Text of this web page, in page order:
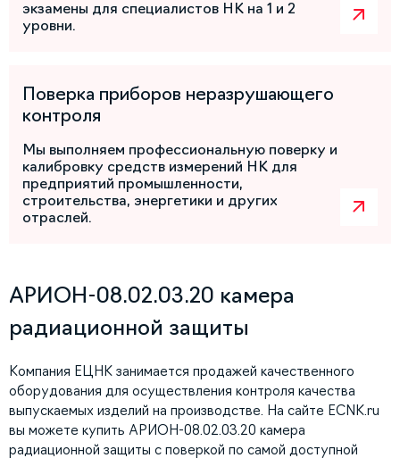
экзамены для специалистов НК на 1 и 2
уровни.
Поверка приборов неразрушающего
контроля
Мы выполняем профессиональную поверку и
калибровку средств измерений НК для
предприятий промышленности,
строительства, энергетики и других
отраслей.
АРИОН-08.02.03.20 камера
радиационной защиты
Компания ЕЦНК занимается продажей качественного
оборудования для осуществления контроля качества
выпускаемых изделий на производстве. На сайте ECNK.ru
вы можете купить АРИОН-08.02.03.20 камера
радиационной защиты с поверкой по самой доступной